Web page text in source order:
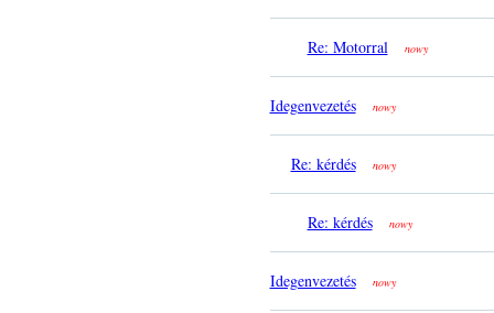
Re: Motorral nowy
Idegenvezetés nowy
Re: kérdés nowy
Re: kérdés nowy
Idegenvezetés nowy